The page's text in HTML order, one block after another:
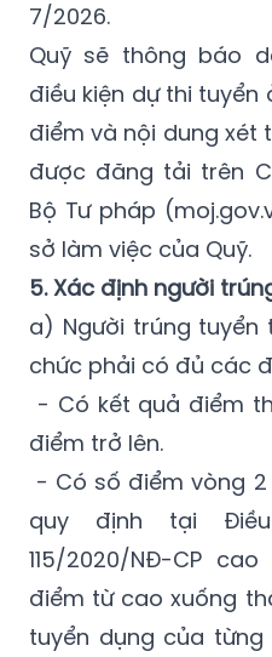
7/2026.
Quỹ sẽ thông báo
điều kiện dự thi tuyển
điểm và nội dung xét
được đăng tải trên
Bộ Tư pháp
sở làm việc của Quỹ.
5. Xác định người
a) Người trúng tuyển
chức phải có đủ các
- Có kết quả điểm
điểm trở lên.
- Có số điểm vòng
quy định tại
115/2020/NĐ-CP
điểm từ cao xuống
tuyển dụng của